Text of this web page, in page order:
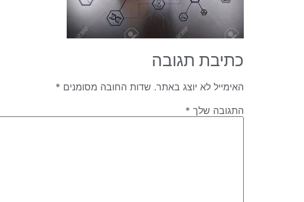
כתיבת תגובה
האימייל לא יוצג באתר. שדות החובה מסומנים *
התגובה שלך *